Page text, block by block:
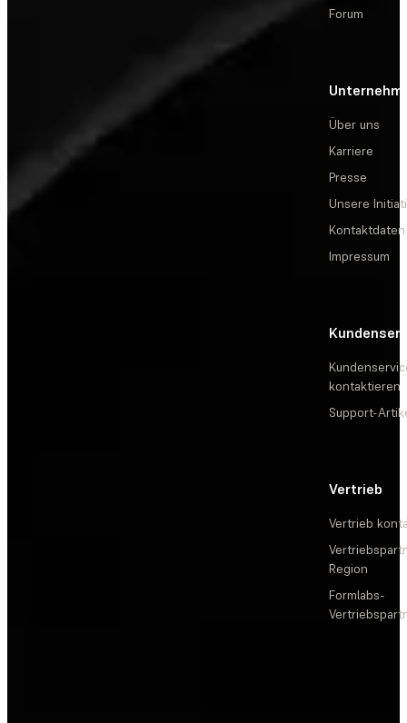
Forum
Über uns
Karriere
Presse
Unsere
Kontaktdaten
Impressum
kontaktieren
Support-
Vertrieb
Vertrieb
Region
Formlabs-